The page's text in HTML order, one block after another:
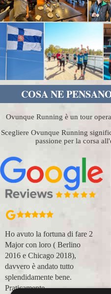
COSA NE
Ovunque Running è un tour
Scegliere Ovunque Running
passione per la corsa
Ho avuto la fortuna di fare 2
Major con loro ( Berlino
2016 e Chicago 2018),
davvero è andato tutto
splendidamente bene.
Praticamente